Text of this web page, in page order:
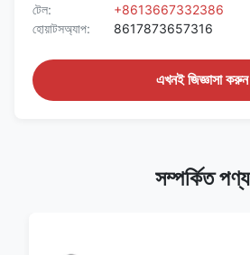
টেল:
+8613667332386
হোয়াটসঅ্যাপ:
8617873657316
এখনই জিজ্ঞাসা করুন
সম্পর্কিত পণ্য